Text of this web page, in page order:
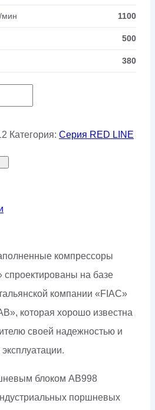
мин 1100
500
380
Категория: Серия RED LINE
компрессоры
спроектированы на базе
компании «FIAC»
которая хорошо известна
своей надежностью и
блоком AB998
поршневых